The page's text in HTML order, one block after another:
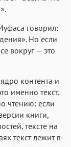
говорил:
Но если
вокруг — это
контента и
именно текст.
чтению: если
книги,
тексте на
текст лежит в